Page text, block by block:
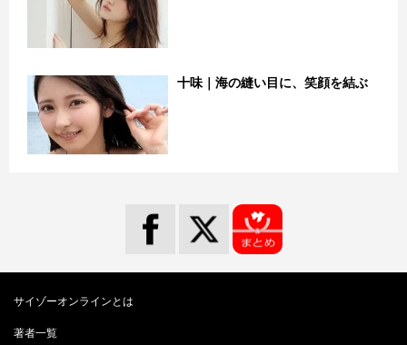
十味｜海の縫い目に、笑顔を結ぶ
サイゾーオンラインとは
著者一覧